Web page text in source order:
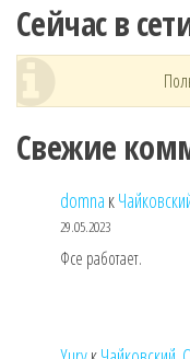
Сейчас в
Свежие
domna к
29.05.2023
Фсе работает.